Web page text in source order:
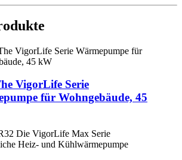
VigorLife Serie
für Wohngebäude, 45